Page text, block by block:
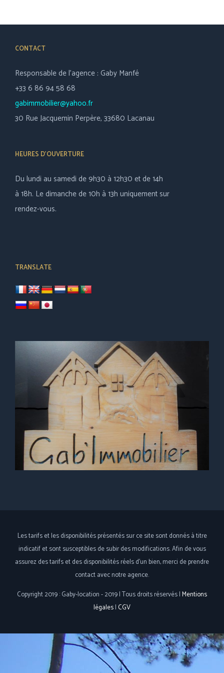
CONTACT
Responsable de l’agence : Gaby Manfé
+33 6 86 94 58 68
gabimmobilier@yahoo.fr
30 Rue Jacquemin Perpère, 33680 Lacanau
HEURES D’OUVERTURE
Du lundi au samedi de 9h30 à 12h30 et de 14h
à 18h. Le dimanche de 10h à 13h uniquement sur
rendez-vous.
TRANSLATE
Les tarifs et les disponibilités présentés sur ce site sont donnés à titre
indicatif et sont susceptibles de subir des modifications. Afin de vous
assurez des tarifs et des disponibilités réels d'un bien, merci de prendre
contact avec notre agence.
Copyright 2019 : Gaby-location - 2019 | Tous droits réservés |Mentions
légales| CGV